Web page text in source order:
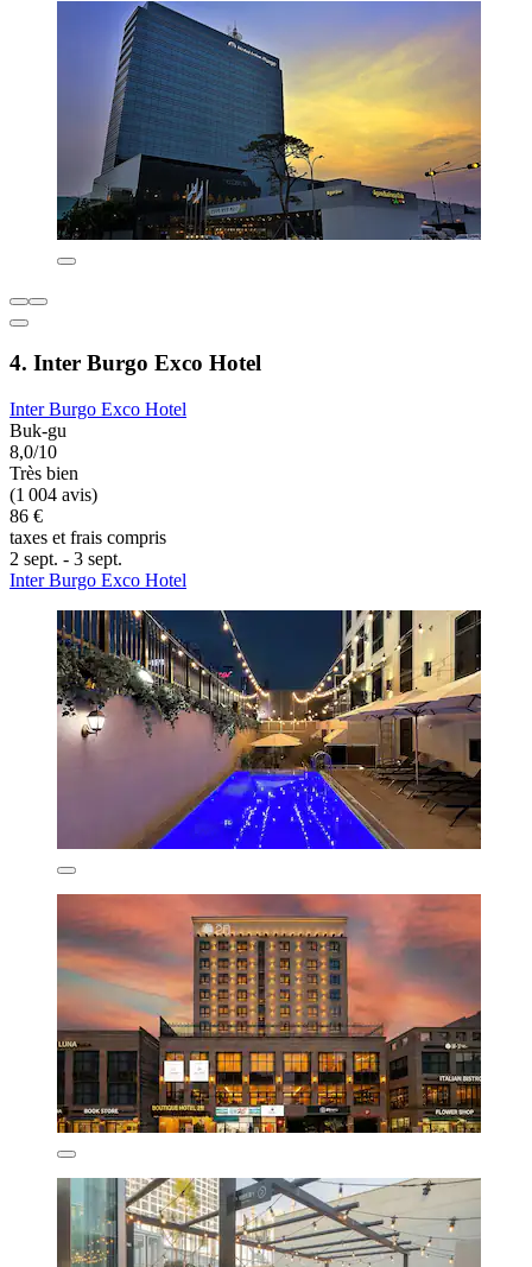
4. Inter Burgo Exco Hotel
Inter Burgo Exco Hotel
Buk-gu
8,0/10
Très bien
(1 004 avis)
86 €
taxes et frais compris
2 sept. - 3 sept.
Inter Burgo Exco Hotel